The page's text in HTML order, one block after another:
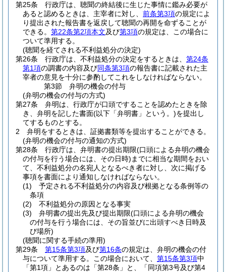
第25条
行政庁は、聴聞の終結後に生じた事情に鑑み必要が
あると認めるときは、主宰者に対し、 前条第3項の規定によ
り提出された報告書を返戻して聴聞の再開を命ずることが
できる。 第22条第2項本文及び第3項の規定は、この場合に
ついて準用する。
(聴聞を経てされる不利益処分の決定)
第26条
行政庁は、不利益処分の決定をするときは、 第24条
第1項の調書の内容及び同条第3項の報告書に記載された主
宰者の意見を十分に参酌してこれをしなければならない。
第3節
弁明の機会の付与
(弁明の機会の付与の方式)
第27条
弁明は、行政庁が口頭ですることを認めたときを除
き、弁明を記した書面(以下「弁明書」という。)を提出し
てするものとする。
2
弁明をするときは、証拠書類等を提出することができる。
(弁明の機会の付与の通知の方式)
第28条
行政庁は、弁明書の提出期限(口頭による弁明の機会
の付与を行う場合には、その日時) までに相当な期間をおい
て、不利益処分の名宛人となるべき者に対し、次に掲げる
事項を書面により通知しなければならない。
(1)
予定される不利益処分の内容及び根拠となる条例等の
条項
(2)
不利益処分の原因となる事実
(3)
弁明書の提出先及び提出期限(口頭による弁明の機会
の付与を行う場合には、その旨並びに出頭すべき日時及
び場所)
(聴聞に関する手続の準用)
第29条
第15条第3項及び第16条の規定は、弁明の機会の付
与について準用する。
この場合において、 第15条第3項中
「第1項」とあるのは「第28条」と、「同項第3号及び第4